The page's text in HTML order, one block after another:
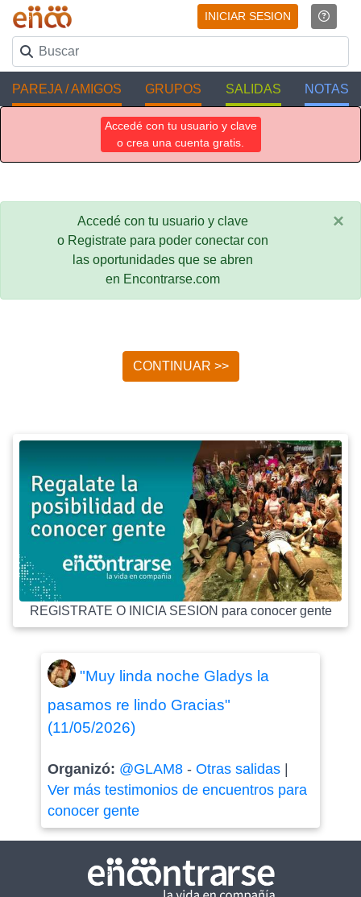
INICIAR SESION
PAREJA / AMIGOS GRUPOS SALIDAS NOTAS
Accedé con tu usuario y clave
o crea una cuenta gratis.
Accedé con tu usuario y clave
o Registrate para poder conectar con
las oportunidades que se abren
en Encontrarse.com
×
CONTINUAR >>
REGISTRATE O INICIA SESION para conocer gente
"Muy linda noche Gladys la
pasamos re lindo Gracias"
(11/05/2026)
Organizó: @GLAM8- Otras salidas|
Ver más testimonios de encuentros para
conocer gente